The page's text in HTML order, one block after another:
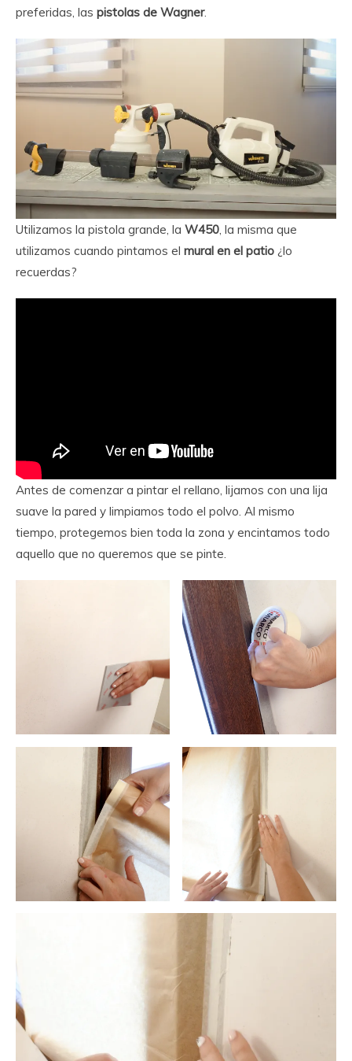
preferidas, las pistolas de Wagner.
Utilizamos la pistola grande, la W450, la misma que
utilizamos cuando pintamos el mural en el patio ¿lo
recuerdas?
Antes de comenzar a pintar el rellano, lijamos con una lija
suave la pared y limpiamos todo el polvo. Al mismo
tiempo, protegemos bien toda la zona y encintamos todo
aquello que no queremos que se pinte.